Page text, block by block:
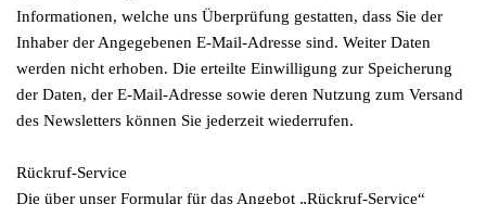
Informationen, welche uns Überprüfung gestatten, dass Sie der
Inhaber der Angegebenen E-Mail-Adresse sind. Weiter Daten
werden nicht erhoben. Die erteilte Einwilligung zur Speicherung
der Daten, der E-Mail-Adresse sowie deren Nutzung zum Versand
des Newsletters können Sie jederzeit wiederrufen.
Rückruf-Service
Die über unser Formular für das Angebot „Rückruf-Service“